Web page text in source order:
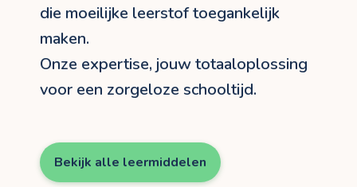
die moeilijke leerstof toegankelijk
maken.
Onze expertise, jouw totaaloplossing
voor een zorgeloze schooltijd.
Bekijk alle leermiddelen